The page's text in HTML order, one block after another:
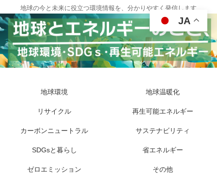
地球の今と未来に役立つ環境情報を、分かりやすく発信します
地球環境 地球温暖化
リサイクル 再生可能エネルギー
カーボンニュートラル サステナビリティ
SDGsと暮らし 省エネルギー
ゼロエミッション その他
JA